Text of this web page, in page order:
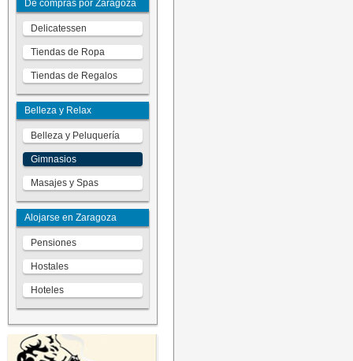
De compras por Zaragoza
Delicatessen
Tiendas de Ropa
Tiendas de Regalos
Belleza y Relax
Belleza y Peluquería
Gimnasios
Masajes y Spas
Alojarse en Zaragoza
Pensiones
Hostales
Hoteles